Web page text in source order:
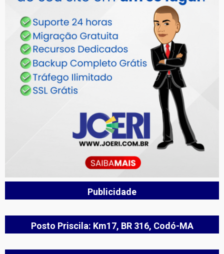
Publicidade
Posto Priscila: Km17, BR 316, Codó-MA